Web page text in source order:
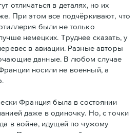
отличаться в деталях, но их
При этом все подчёркивают, что
были не только
немецких. Труднее сказать, у
в авиации. Разные авторы
данные. В любом случае
носили не военный, а
Франция была в состоянии
даже в одиночку. Но, с точки
в войне, идущей по чужому